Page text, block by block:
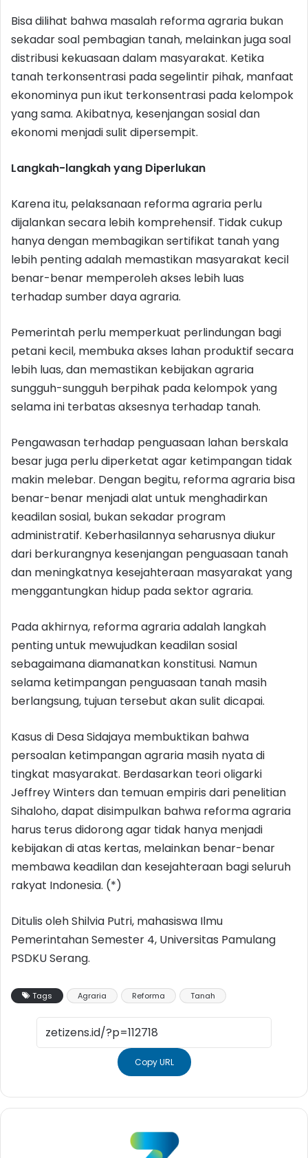
Bisa dilihat bahwa masalah reforma agraria bukan
sekadar soal pembagian tanah, melainkan juga soal
distribusi kekuasaan dalam masyarakat. Ketika
tanah terkonsentrasi pada segelintir pihak, manfaat
ekonominya pun ikut terkonsentrasi pada kelompok
yang sama. Akibatnya, kesenjangan sosial dan
ekonomi menjadi sulit dipersempit.
Langkah-langkah yang Diperlukan
Karena itu, pelaksanaan reforma agraria perlu
dijalankan secara lebih komprehensif. Tidak cukup
hanya dengan membagikan sertifikat tanah yang
lebih penting adalah memastikan masyarakat kecil
benar-benar memperoleh akses lebih luas
terhadap sumber daya agraria.
Pemerintah perlu memperkuat perlindungan bagi
petani kecil, membuka akses lahan produktif secara
lebih luas, dan memastikan kebijakan agraria
sungguh-sungguh berpihak pada kelompok yang
selama ini terbatas aksesnya terhadap tanah.
Pengawasan terhadap penguasaan lahan berskala
besar juga perlu diperketat agar ketimpangan tidak
makin melebar. Dengan begitu, reforma agraria bisa
benar-benar menjadi alat untuk menghadirkan
keadilan sosial, bukan sekadar program
administratif. Keberhasilannya seharusnya diukur
dari berkurangnya kesenjangan penguasaan tanah
dan meningkatnya kesejahteraan masyarakat yang
menggantungkan hidup pada sektor agraria.
Pada akhirnya, reforma agraria adalah langkah
penting untuk mewujudkan keadilan sosial
sebagaimana diamanatkan konstitusi. Namun
selama ketimpangan penguasaan tanah masih
berlangsung, tujuan tersebut akan sulit dicapai.
Kasus di Desa Sidajaya membuktikan bahwa
persoalan ketimpangan agraria masih nyata di
tingkat masyarakat. Berdasarkan teori oligarki
Jeffrey Winters dan temuan empiris dari penelitian
Sihaloho, dapat disimpulkan bahwa reforma agraria
harus terus didorong agar tidak hanya menjadi
kebijakan di atas kertas, melainkan benar-benar
membawa keadilan dan kesejahteraan bagi seluruh
rakyat Indonesia. (*)
Ditulis oleh Shilvia Putri, mahasiswa Ilmu
Pemerintahan Semester 4, Universitas Pamulang
PSDKU Serang.
Tags Agraria Reforma Tanah
Copy URL